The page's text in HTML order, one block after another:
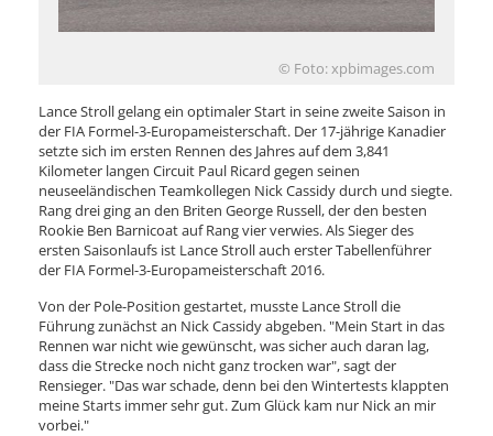
© Foto: xpbimages.com
Lance Stroll gelang ein optimaler Start in seine zweite Saison in
der FIA Formel-3-Europameisterschaft. Der 17-jährige Kanadier
setzte sich im ersten Rennen des Jahres auf dem 3,841
Kilometer langen Circuit Paul Ricard gegen seinen
neuseeländischen Teamkollegen Nick Cassidy durch und siegte.
Rang drei ging an den Briten George Russell, der den besten
Rookie Ben Barnicoat auf Rang vier verwies. Als Sieger des
ersten Saisonlaufs ist Lance Stroll auch erster Tabellenführer
der FIA Formel-3-Europameisterschaft 2016.
Von der Pole-Position gestartet, musste Lance Stroll die
Führung zunächst an Nick Cassidy abgeben. "Mein Start in das
Rennen war nicht wie gewünscht, was sicher auch daran lag,
dass die Strecke noch nicht ganz trocken war", sagt der
Rensieger. "Das war schade, denn bei den Wintertests klappten
meine Starts immer sehr gut. Zum Glück kam nur Nick an mir
vorbei."